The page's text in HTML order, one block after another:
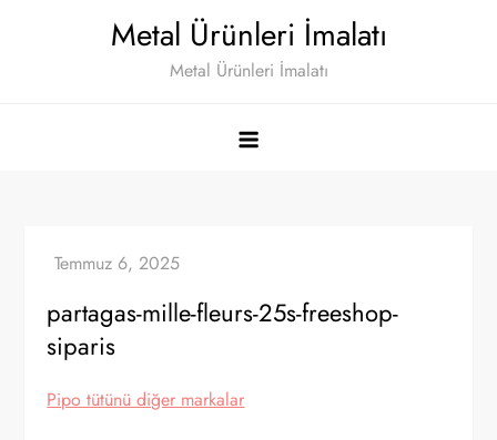
Metal Ürünleri İmalatı
Metal Ürünleri İmalatı
partagas-mille-fleurs-25s-freeshop-
siparis
Pipo tütünü diğer markalar